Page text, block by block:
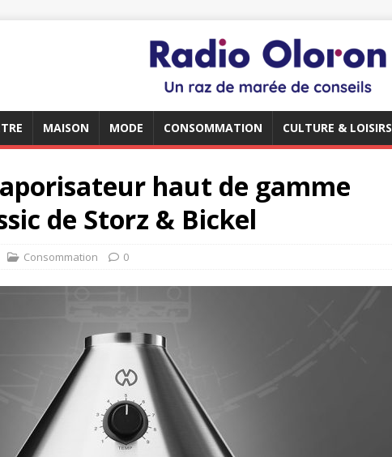
MAISON MODE CONSOMMATION CULTURE & LOISIRS
haut de gamme
de Storz & Bickel
Consommation 0